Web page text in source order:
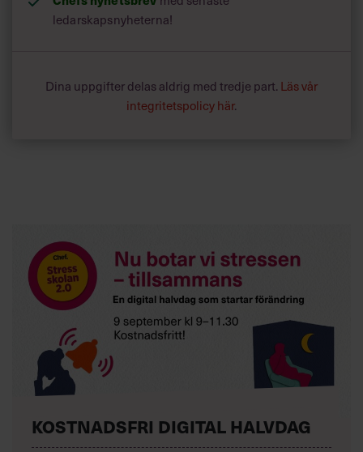
ledarskapsnyheterna!
Dina uppgifter delas aldrig med tredje part. Läs vår
integritetspolicy här.
KOSTNADSFRI DIGITAL HALVDAG